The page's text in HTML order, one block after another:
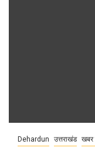
Dehardun उत्तराखंड खबर